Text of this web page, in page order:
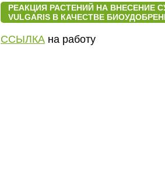
РЕАКЦИЯ РАСТЕНИЙ НА ВНЕСЕНИЕ
VULGARIS В КАЧЕСТВЕ
ССЫЛКА на работу